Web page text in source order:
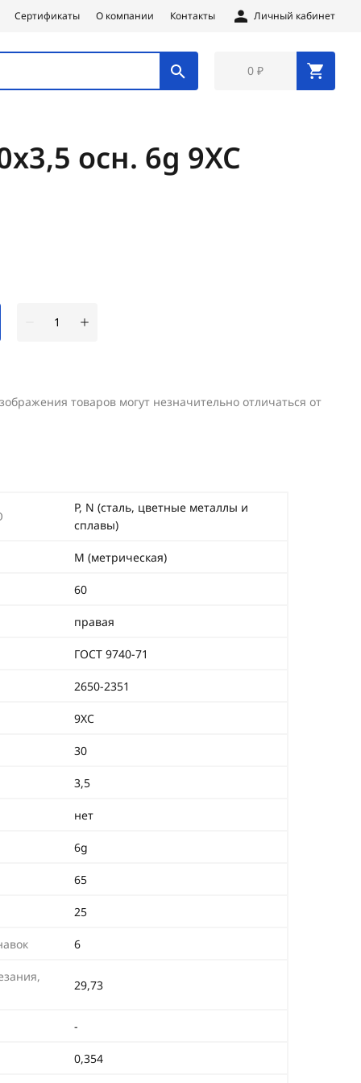
Сертификаты О компании Контакты Личный кабинет
0 ₽
осн. 6g 9ХС
товаров могут незначительно отличаться от
P, N (сталь, цветные металлы и
сплавы)
М (метрическая)
60
правая
ГОСТ 9740-71
2650-2351
9ХС
30
3,5
нет
6g
65
25
6
29,73
-
0,354